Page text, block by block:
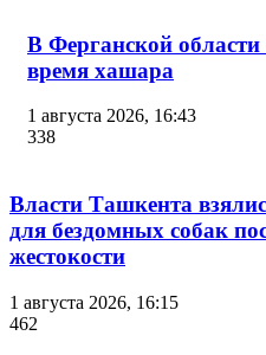
В Ферганской
время хашара
1 августа 2026, 16:43
338
Власти Ташкента
для бездомных собак
жестокости
1 августа 2026, 16:15
462